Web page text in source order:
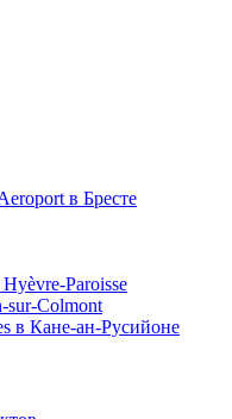
в Бресте
Paroisse
sur-Colmont
в Кане-ан-Русийоне